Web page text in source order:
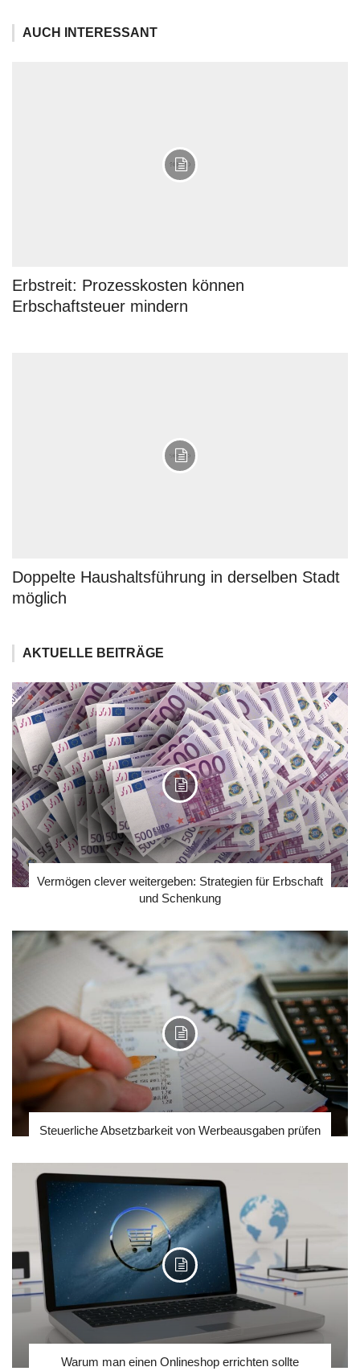
AUCH INTERESSANT
Erbstreit: Prozesskosten können
Erbschaftsteuer mindern
Doppelte Haushaltsführung in derselben Stadt
möglich
AKTUELLE BEITRÄGE
Vermögen clever weitergeben: Strategien für Erbschaft
und Schenkung
Steuerliche Absetzbarkeit von Werbeausgaben prüfen
Warum man einen Onlineshop errichten sollte